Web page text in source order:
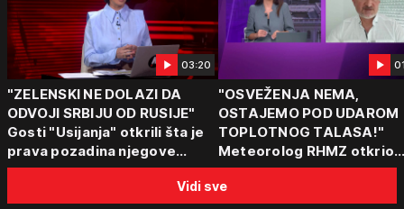
03:20
"ZELENSKI NE DOLAZI DA
ODVOJI SRBIJU OD RUSIJE"
Gosti "Usijanja" otkrili šta je
prava pozadina njegove
posete Beogradu
"OSVEŽENJA NEMA,
OSTAJEMO POD UDAROM
TOPLOTNOG TALASA!"
Meteorolog RHMZ otkrio
kakvo vreme nas čeka do
kraja avgusta
Vidi sve